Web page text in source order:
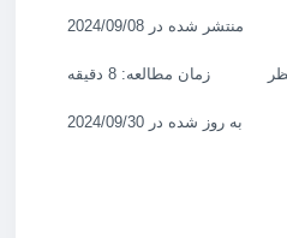
منتشر شده در 2024/09/08
زمان مطالعه: 8 دقیقه
به روز شده در 2024/09/30